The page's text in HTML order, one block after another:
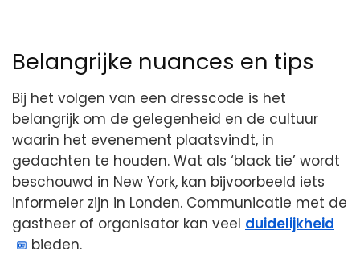
Belangrijke nuances en tips
Bij het volgen van een dresscode is het
belangrijk om de gelegenheid en de cultuur
waarin het evenement plaatsvindt, in
gedachten te houden. Wat als ‘black tie’ wordt
beschouwd in New York, kan bijvoorbeeld iets
informeler zijn in Londen. Communicatie met de
gastheer of organisator kan veel duidelijkheid
bieden.